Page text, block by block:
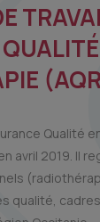
Qualité
avril 2019. Il
qualité,